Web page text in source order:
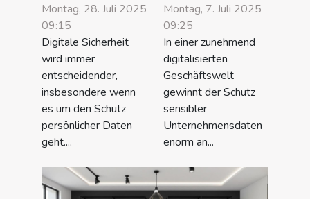
Montag, 28. Juli 2025
09:15
Digitale Sicherheit
wird immer
entscheidender,
insbesondere wenn
es um den Schutz
persönlicher Daten
geht....
Montag, 7. Juli 2025
09:25
In einer zunehmend
digitalisierten
Geschäftswelt
gewinnt der Schutz
sensibler
Unternehmensdaten
enorm an...